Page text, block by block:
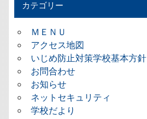
カテゴリー
ＭＥＮＵ
アクセス地図
いじめ防止対策学校基本方針
お問合わせ
お知らせ
ネットセキュリティ
学校だより